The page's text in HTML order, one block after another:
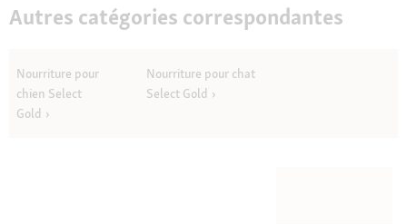
Autres catégories correspondantes
Nourriture pour
chien Select
Gold
Nourriture pour chat
Select Gold